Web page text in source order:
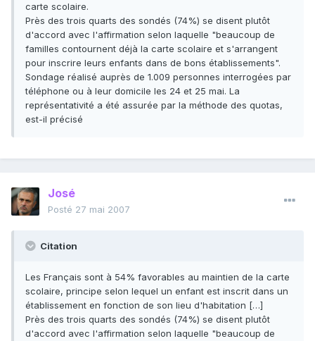
carte scolaire.
Près des trois quarts des sondés (74%) se disent plutôt
d'accord avec l'affirmation selon laquelle "beaucoup de
familles contournent déjà la carte scolaire et s'arrangent
pour inscrire leurs enfants dans de bons établissements".
Sondage réalisé auprès de 1.009 personnes interrogées par
téléphone ou à leur domicile les 24 et 25 mai. La
représentativité a été assurée par la méthode des quotas,
est-il précisé
José
Posté 27 mai 2007
Citation
Les Français sont à 54% favorables au maintien de la carte
scolaire, principe selon lequel un enfant est inscrit dans un
établissement en fonction de son lieu d'habitation […]
Près des trois quarts des sondés (74%) se disent plutôt
d'accord avec l'affirmation selon laquelle "beaucoup de